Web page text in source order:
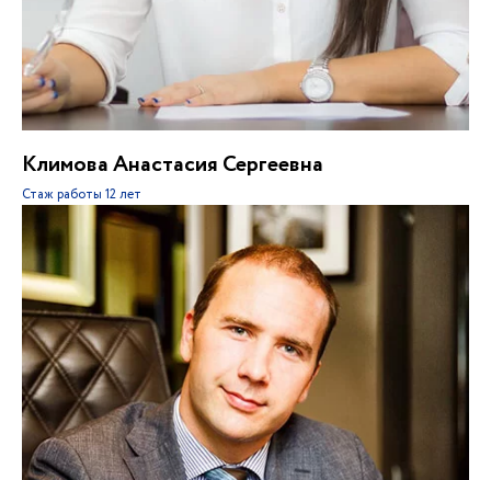
Климова Анастасия Сергеевна
Стаж работы 12 лет